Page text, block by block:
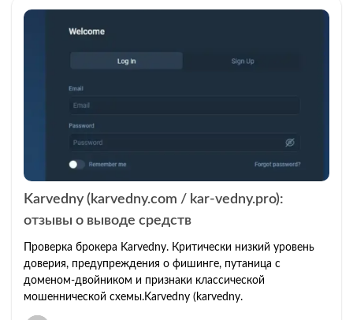
Karvedny (karvedny.com / kar-vedny.pro):
отзывы о выводе средств
Проверка брокера Karvedny. Критически низкий уровень
доверия, предупреждения о фишинге, путаница с
доменом-двойником и признаки классической
мошеннической схемы.Karvedny (karvedny.